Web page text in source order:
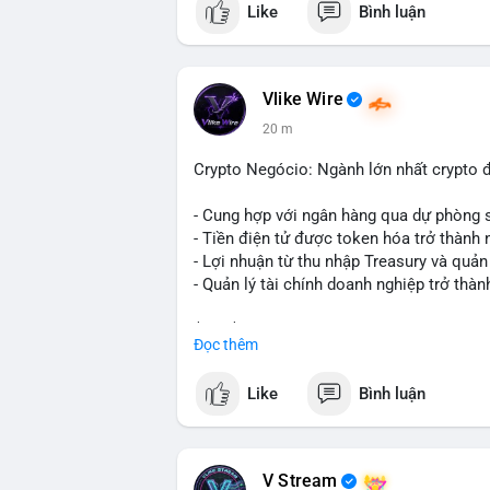
không phải hành động phân tán nhỏ
hạn có thể gia tăng, ảnh hưởng đến
vì thoát ra.
Lời khuyên ngắn gọn cho nhà đầu tư
trong 24-48 giờ tới. Đừng vội hành động
lẻ; hãy quan sát thêm các lệnh tiếp
chỉnh vị thế.
#72dot2609btc #4triệu7usd
Like Bình luận
Vlike Wire
20 m
Crypto Negócio: Ngành lớn nhất crypto
- Cung hợp với ngân hàng qua dự phòng
- Tiền điện tử được token hóa trở thành
- Lợi nhuận từ thu nhập Treasury và
- Quản lý tài chính doanh nghiệp trở
📰 Nguồn: Cointelegraph
Đọc thêm
Like Bình luận
V Stream